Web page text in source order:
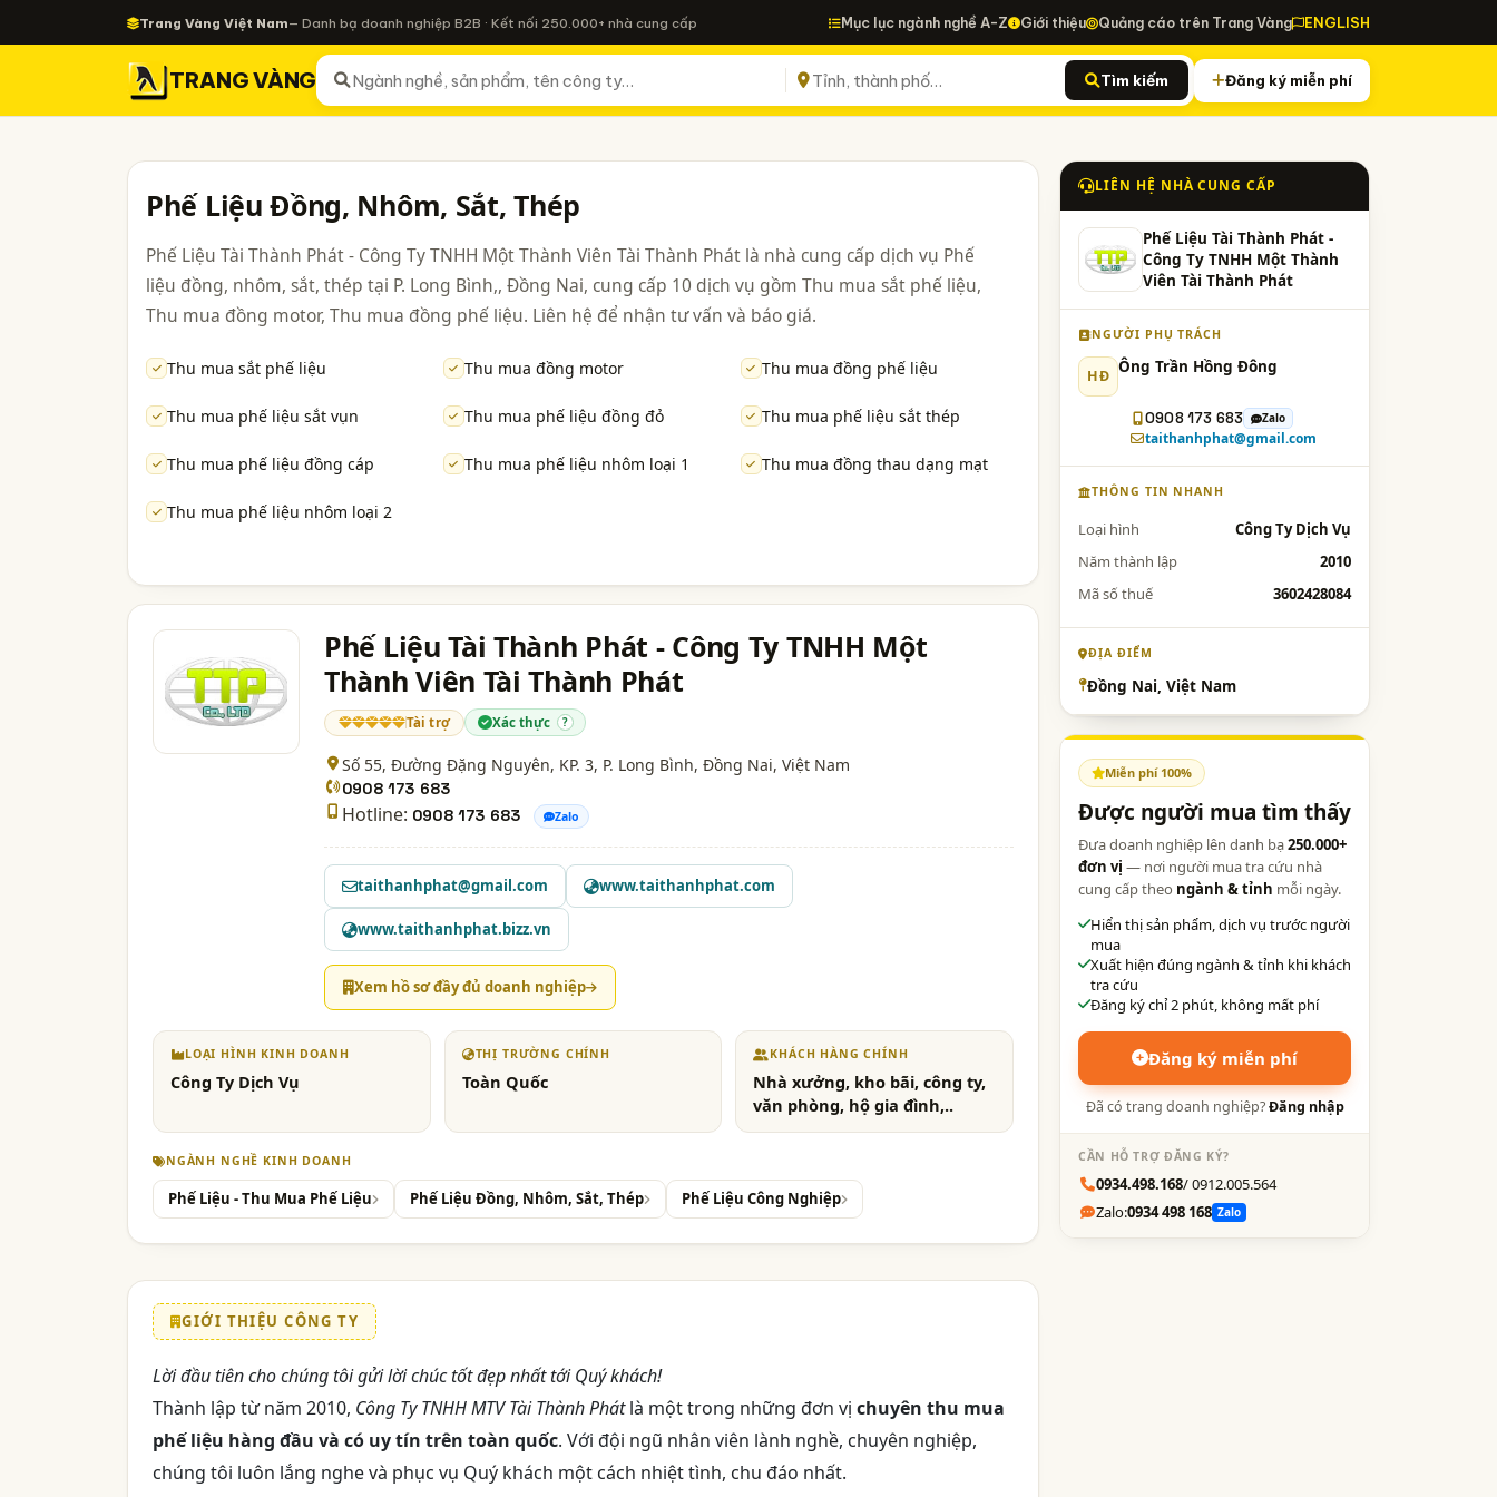
Trang Vàng Việt Nam— Danh bạ doanh nghiệp B2B · Kết nối 250.000+ nhà cung cấp Mục lục ngành nghề A-Z Giới thiệu Quảng cáo trên Trang Vàng ENGLISH
TRANG VÀNG Tìm kiếm Đăng ký miễn phí
Phế Liệu Đồng, Nhôm, Sắt, Thép
Phế Liệu Tài Thành Phát - Công Ty TNHH Một Thành Viên Tài Thành Phát là nhà cung cấp dịch vụ Phế
liệu đồng, nhôm, sắt, thép tại P. Long Bình,, Đồng Nai, cung cấp 10 dịch vụ gồm Thu mua sắt phế liệu,
Thu mua đồng motor, Thu mua đồng phế liệu. Liên hệ để nhận tư vấn và báo giá.
Thu mua sắt phế liệu Thu mua đồng motor Thu mua đồng phế liệu
Thu mua phế liệu sắt vụn Thu mua phế liệu đồng đỏ Thu mua phế liệu sắt thép
Thu mua phế liệu đồng cáp Thu mua phế liệu nhôm loại 1 Thu mua đồng thau dạng mạt
Thu mua phế liệu nhôm loại 2
Phế Liệu Tài Thành Phát - Công Ty TNHH Một
Thành Viên Tài Thành Phát
Tài trợ Xác thực ?
Số 55, Đường Đặng Nguyên, KP. 3, P. Long Bình, Đồng Nai, Việt Nam
0908 173 683
Hotline: 0908 173 683 Zalo
taithanhphat@gmail.com www.taithanhphat.com
www.taithanhphat.bizz.vn
Xem hồ sơ đầy đủ doanh nghiệp
LOẠI HÌNH KINH DOANH
Công Ty Dịch Vụ
THỊ TRƯỜNG CHÍNH
Toàn Quốc
KHÁCH HÀNG CHÍNH
Nhà xưởng, kho bãi, công ty,
văn phòng, hộ gia đình,..
NGÀNH NGHỀ KINH DOANH
Phế Liệu - Thu Mua Phế Liệu Phế Liệu Đồng, Nhôm, Sắt, Thép Phế Liệu Công Nghiệp
GIỚI THIỆU CÔNG TY
Lời đầu tiên cho chúng tôi gửi lời chúc tốt đẹp nhất tới Quý khách!
Thành lập từ năm 2010, Công Ty TNHH MTV Tài Thành Phátlà một trong những đơn vị chuyên thu mua
phế liệu hàng đầu và có uy tín trên toàn quốc. Với đội ngũ nhân viên lành nghề, chuyên nghiệp,
chúng tôi luôn lắng nghe và phục vụ Quý khách một cách nhiệt tình, chu đáo nhất.
LIÊN HỆ NHÀ CUNG CẤP
Phế Liệu Tài Thành Phát -
Công Ty TNHH Một Thành
Viên Tài Thành Phát
NGƯỜI PHỤ TRÁCH
HĐ Ông Trần Hồng Đông
0908 173 683 Zalo
taithanhphat@gmail.com
THÔNG TIN NHANH
Loại hình
Công Ty Dịch Vụ
Năm thành lập
2010
Mã số thuế
3602428084
ĐỊA ĐIỂM
Đồng Nai, Việt Nam
Miễn phí 100%
Được người mua tìm thấy
Đưa doanh nghiệp lên danh bạ250.000+
đơn vị — nơi người mua tra cứu nhà
cung cấp theo ngành & tỉnh mỗi ngày.
Hiển thị sản phẩm, dịch vụ trước người
mua
Xuất hiện đúng ngành & tỉnh khi khách
tra cứu
Đăng ký chỉ 2 phút, không mất phí
Đăng ký miễn phí
Đã có trang doanh nghiệp?Đăng nhập
CẦN HỖ TRỢ ĐĂNG KÝ?
0934.498.168/ 0912.005.564
Zalo:0934 498 168 Zalo